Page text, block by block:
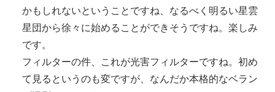
かもしれないということですね、なるべく明るい星雲
星団から徐々に始めることができそうですね。楽しみ
です。
フィルターの件、これが光害フィルターですね。初め
て見るというのも変ですが、なんだか本格的なベラン